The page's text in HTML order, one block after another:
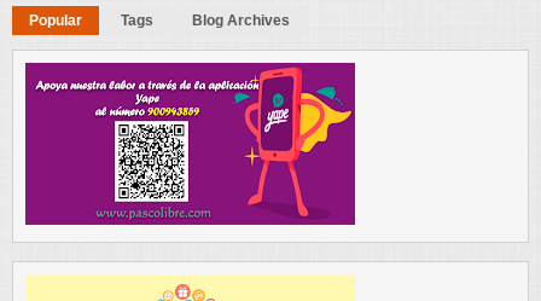
Popular Tags Blog Archives